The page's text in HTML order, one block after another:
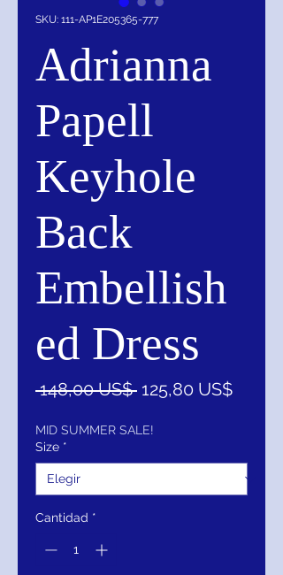
SKU: 111-AP1E205365-777
Adrianna
Papell
Keyhole
Back
Embellish
ed Dress
148,00 US$ Precio
125,80 US$Precio
MID SUMMER SALE!
Size *
Cantidad *